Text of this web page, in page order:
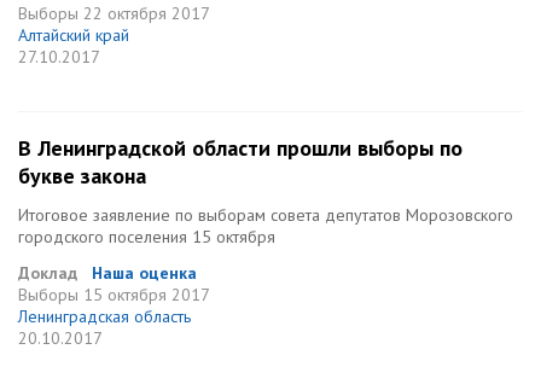
Выборы 22 октября 2017
Алтайский край
27.10.2017
В Ленинградской области прошли выборы по
букве закона
Итоговое заявление по выборам совета депутатов Морозовского
городского поселения 15 октября
Доклад
Наша оценка
Выборы 15 октября 2017
Ленинградская область
20.10.2017